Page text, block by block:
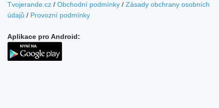
Tvojerande.cz / Obchodní podmínky / Zásady obchrany osobních
údajů / Provozní podmínky
Aplikace pro Android: